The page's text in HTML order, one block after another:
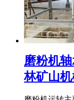
磨粉机
林矿山机